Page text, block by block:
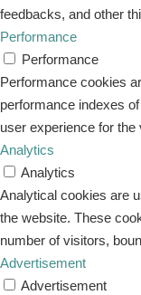
feedbacks, and other
Performance
Performance
Performance cookies
performance indexes
user experience for the
Analytics
Analytics
Analytical cookies are
the website. These
number of visitors,
Advertisement
Advertisement